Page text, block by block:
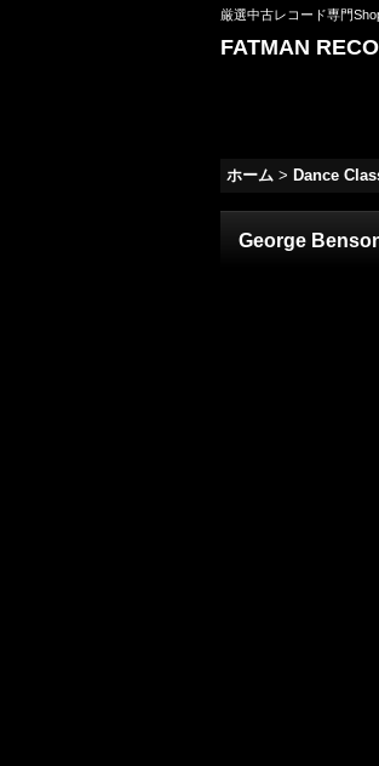
厳選中古レコード専門
FATMAN
ホーム > Dance
George